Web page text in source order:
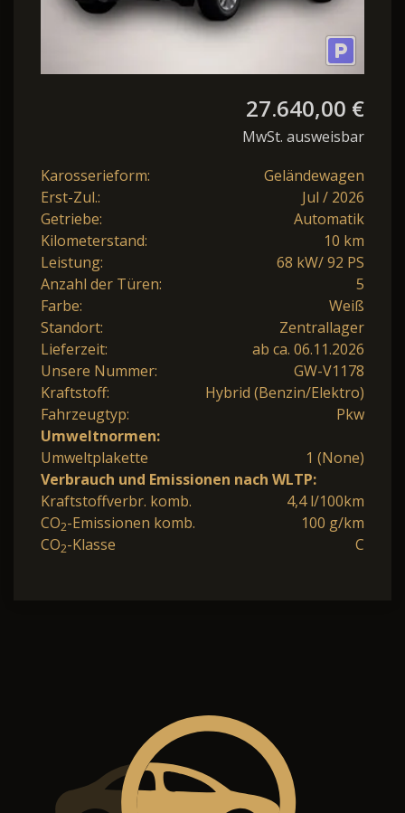
27.640,00 €
MwSt. ausweisbar
Karosserieform:
Geländewagen
Erst-Zul.:
Jul / 2026
Getriebe:
Automatik
Kilometerstand:
10 km
Leistung:
68 kW/ 92 PS
Anzahl der Türen:
5
Farbe:
Weiß
Standort:
Zentrallager
Lieferzeit:
ab ca. 06.11.2026
Unsere Nummer:
GW-V1178
Kraftstoff:
Hybrid (Benzin/Elektro)
Fahrzeugtyp:
Pkw
Umweltnormen:
Umweltplakette
1 (None)
Verbrauch und Emissionen nach WLTP:
Kraftstoffverbr. komb.
4,4 l/100km
CO2-Emissionen komb.
100 g/km
CO2-Klasse C